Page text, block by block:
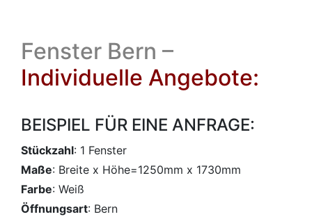
Fenster Bern –
Individuelle Angebote:
BEISPIEL FÜR EINE ANFRAGE:
Stückzahl: 1 Fenster
Maße: Breite x Höhe=1250mm x 1730mm
Farbe: Weiß
Öffnungsart: Bern